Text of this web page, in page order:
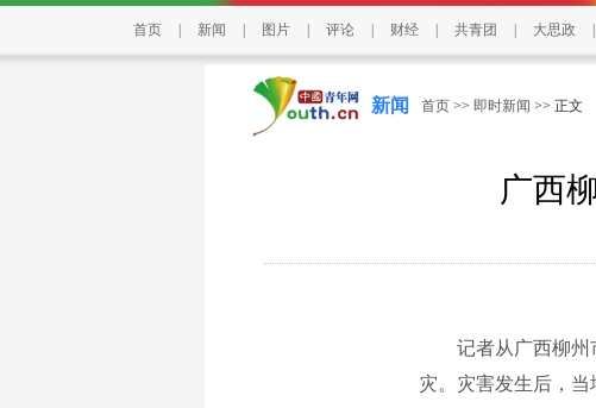
首页 新闻 图片 评论 财经 共青团 大思政
新闻 首页 >> 即时新闻 >> 正文
广西
记者从广西柳州市
灾。灾害发生后，